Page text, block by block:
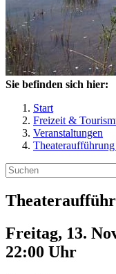
Sie befinden sich hier:
Start
Freizeit &
Veranstaltungen
Freitag, 13.
22:00 Uhr